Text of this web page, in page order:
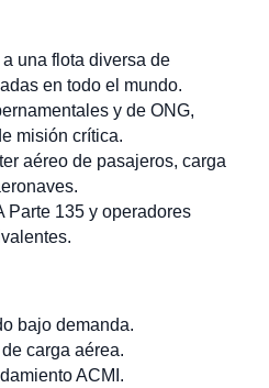
una flota diversa de
en todo el mundo.
y de ONG,
misión crítica.
aéreo de pasajeros, carga
Parte 135 y operadores
bajo demanda.
carga aérea.
ACMI.